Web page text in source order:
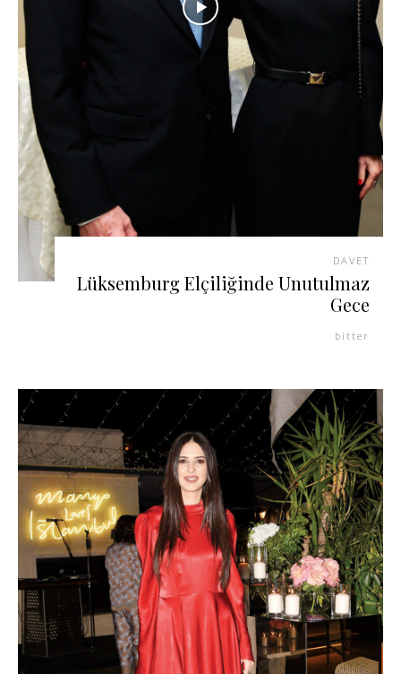
DAVET
Lüksemburg Elçiliğinde Unutulmaz
Gece
bitter